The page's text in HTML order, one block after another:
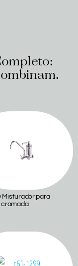
Misturador para
cromada